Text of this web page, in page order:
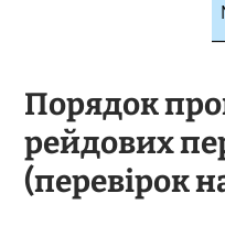
Порядок
рейдових
(перевірок